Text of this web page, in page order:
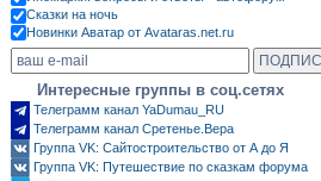
Сказки на ночь
Новинки Аватар от Avataras.net.ru
Интересные группы в соц.сетях
Телеграмм канал YaDumau_RU
Телеграмм канал Сретенье.Вера
Группа VK: Сайтостроительство от А до Я
Группа VK: Путешествие по сказкам форума